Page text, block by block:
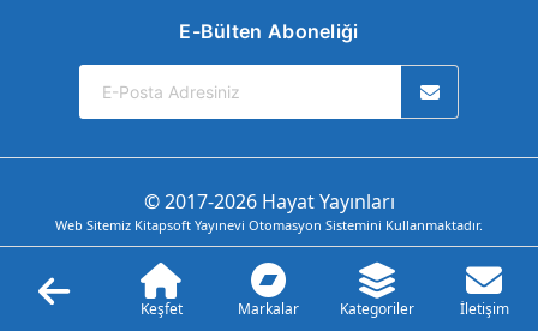
E-Bülten Aboneliği
© 2017-2026 Hayat Yayınları
Web Sitemiz Kitapsoft Yayınevi Otomasyon Sistemini Kullanmaktadır.
Keşfet Markalar Kategoriler İletişim